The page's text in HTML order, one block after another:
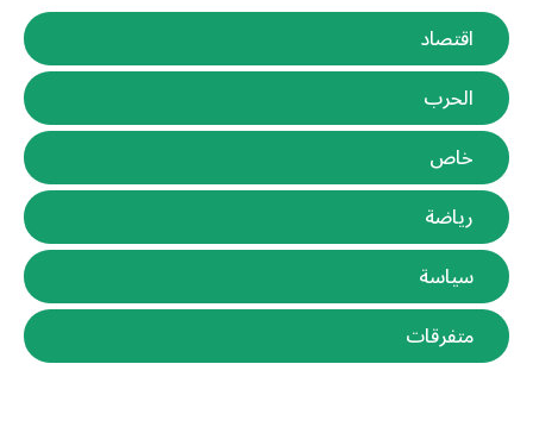
اقتصاد
الحرب
خاص
رياضة
سياسة
متفرقات